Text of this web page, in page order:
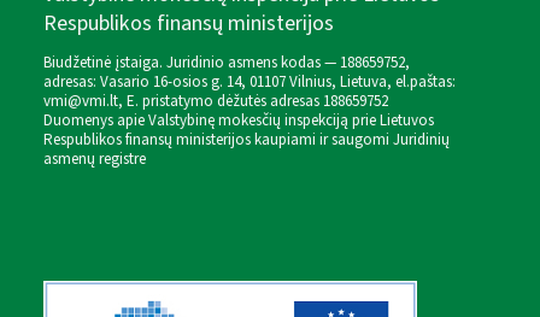
Respublikos finansų ministerijos
Biudžetinė įstaiga. Juridinio asmens kodas — 188659752,
adresas: Vasario 16-osios g. 14, 01107 Vilnius, Lietuva, el.paštas:
vmi@vmi.lt, E. pristatymo dėžutės adresas 188659752
Duomenys apie Valstybinę mokesčių inspekciją prie Lietuvos
Respublikos finansų ministerijos kaupiami ir saugomi Juridinių
asmenų registre